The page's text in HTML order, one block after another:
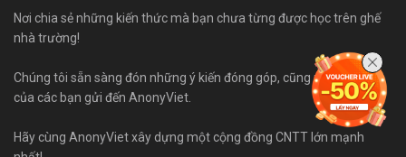
Nơi chia sẻ những kiến thức mà bạn chưa từng được học trên ghế
nhà trường!
Chúng tôi sẵn sàng đón những ý kiến đóng góp, cũng như bài viết
của các bạn gửi đến AnonyViet.
Hãy cùng AnonyViet xây dựng một cộng đồng CNTT lớn mạnh